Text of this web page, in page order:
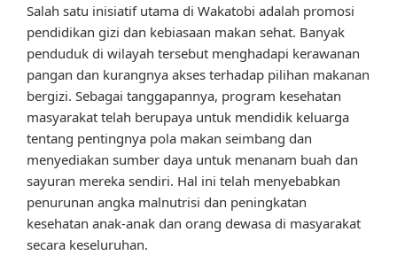
Salah satu inisiatif utama di Wakatobi adalah promosi
pendidikan gizi dan kebiasaan makan sehat. Banyak
penduduk di wilayah tersebut menghadapi kerawanan
pangan dan kurangnya akses terhadap pilihan makanan
bergizi. Sebagai tanggapannya, program kesehatan
masyarakat telah berupaya untuk mendidik keluarga
tentang pentingnya pola makan seimbang dan
menyediakan sumber daya untuk menanam buah dan
sayuran mereka sendiri. Hal ini telah menyebabkan
penurunan angka malnutrisi dan peningkatan
kesehatan anak-anak dan orang dewasa di masyarakat
secara keseluruhan.